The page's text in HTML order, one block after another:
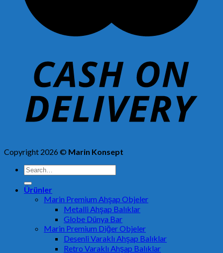
Copyright 2026 © Marin Konsept
Search
for:
Ürünler
Marin Premium Ahşap Objeler
Metalli Ahşap Balıklar
Globe Dünya Bar
Marin Premium Diğer Objeler
Desenli Varaklı Ahşap Balıklar
Retro Varaklı Ahşap Balıklar